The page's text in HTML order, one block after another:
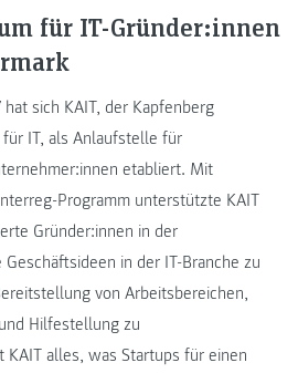
für IT-Gründer:innen
sich KAIT, der Kapfenberg
IT, als Anlaufstelle für
etabliert. Mit
Programm unterstützte KAIT
Gründer:innen in der
in der IT-Branche zu
von Arbeitsbereichen,
Hilfestellung zu
KAIT alles, was Startups für einen